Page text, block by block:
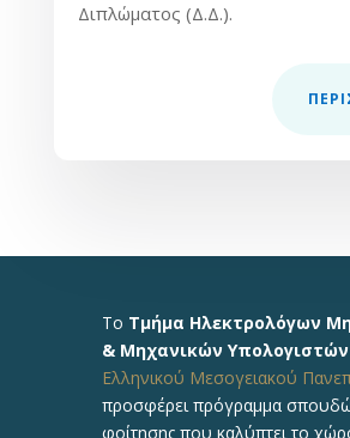
Διπλώματος (Δ.Δ.).
Το Τμήμα Ηλεκτρολόγων
& Μηχανικών
Ελληνικού Μεσογειακού
προσφέρει πρόγραμμα
φοίτησης που καλύπτει το